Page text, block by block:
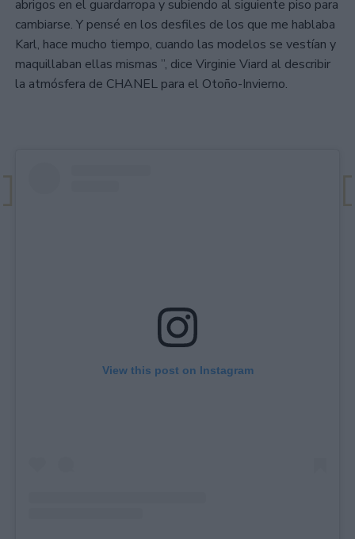
abrigos en el guardarropa y subiendo al siguiente piso para
cambiarse. Y pensé en los desfiles de los que me hablaba
Karl, hace mucho tiempo, cuando las modelos se vestían y
maquillaban ellas mismas ”, dice Virginie Viard al describir
la atmósfera de CHANEL para el Otoño-Invierno.
View this post on Instagram